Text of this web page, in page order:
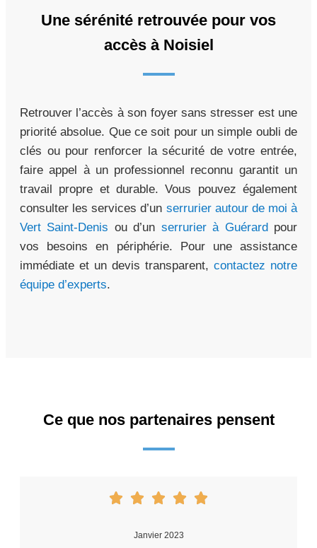
Une sérénité retrouvée pour vos
accès à Noisiel
Retrouver l’accès à son foyer sans stresser est une
priorité absolue. Que ce soit pour un simple oubli de
clés ou pour renforcer la sécurité de votre entrée,
faire appel à un professionnel reconnu garantit un
travail propre et durable. Vous pouvez également
consulter les services d’un serrurier autour de moi à
Vert Saint-Denis ou d’un serrurier à Guérardpour
vos besoins en périphérie. Pour une assistance
immédiate et un devis transparent, contactez notre
équipe d’experts.
Ce que nos partenaires pensent
Janvier 2023